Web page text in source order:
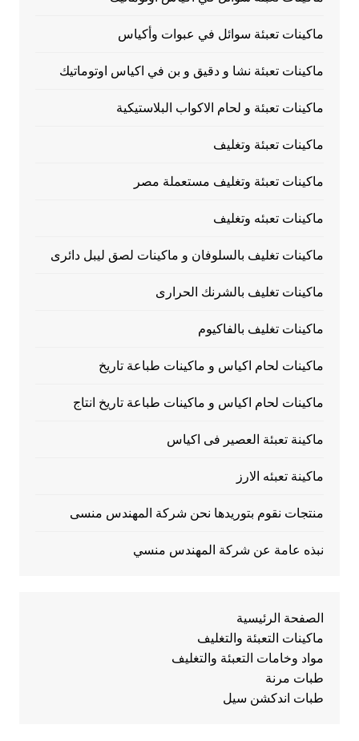
ماكينات تعبئة سوائل في عبوات وأكياس
ماكينات تعبئة نشا و دقيق و بن في اكياس اوتوماتيك
ماكينات تعبئة و لحام الاكواب البلاستيكية
ماكينات تعبئة وتغليف
ماكينات تعبئة وتغليف مستعملة مصر
ماكينات تعبئه وتغليف
ماكينات تغليف بالسلوفان و ماكينات لصق ليبل دائرى
ماكينات تغليف بالشرنك الحرارى
ماكينات تغليف بالفاكيوم
ماكينات لحام اكياس و ماكينات طباعة تاريخ
ماكينات لحام اكياس و ماكينات طباعة تاريخ انتاج
ماكينة تعبئة العصير فى اكياس
ماكينة تعبئه الارز
منتجات نقوم بتوريدها نحن شركة المهندس منسى
نبذه عامة عن شركة المهندس منسي
الصفحة الرئيسية
ماكينات التعبئة والتغليف
مواد وخامات التعبئة والتغليف
طبات مرنة
طبات اندكشن سيل